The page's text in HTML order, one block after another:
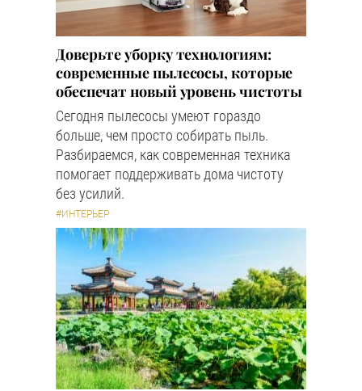
Доверьте уборку технологиям:
современные пылесосы, которые
обеспечат новый уровень чистоты
Сегодня пылесосы умеют гораздо
больше, чем просто собирать пыль.
Разбираемся, как современная техника
помогает поддерживать дома чистоту
без усилий.
#ИНТЕРЬЕР